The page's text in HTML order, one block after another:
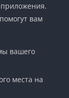
вам
вашего
места на